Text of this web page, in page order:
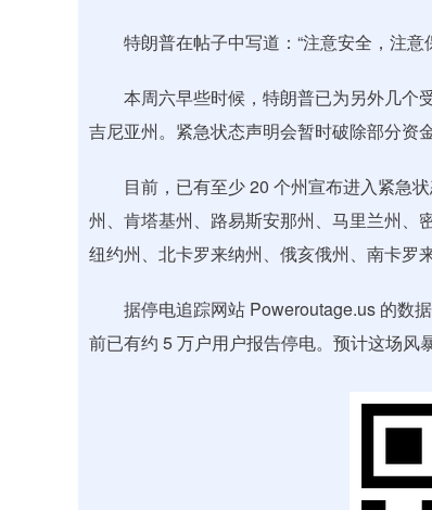
特朗普在帖子中写道：“注意安全，注意
本周六早些时候，特朗普已为另外几个
吉尼亚州。紧急状态声明会暂时破除部分资
目前，已有至少 20 个州宣布进入紧急状
州、肯塔基州、路易斯安那州、马里兰州、
纽约州、北卡罗来纳州、俄亥俄州、南卡罗
据停电追踪网站 Poweroutage.us 的数据
前已有约 5 万户用户报告停电。预计这场风